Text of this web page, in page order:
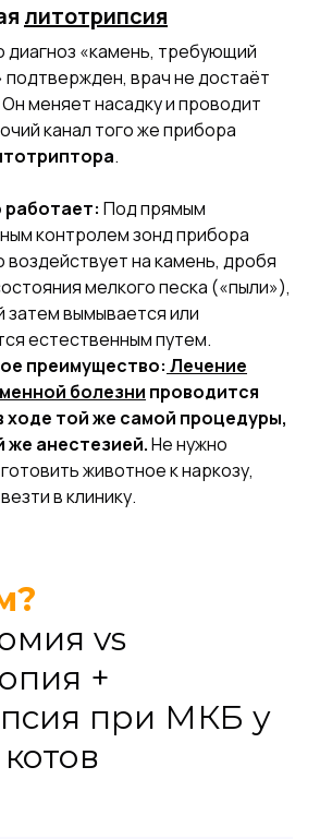
литотрипсия
диагноз «камень, требующий
подтвержден, врач не достаёт
меняет насадку и проводит
канал того же прибора
.
работает: Под прямым
контролем зонд прибора
воздействует на камень, дробя
мелкого песка («пыли»),
затем вымывается или
естественным путем.
преимущество: Лечение
болезни проводится
ходе той же самой процедуры,
же анестезией.Не нужно
животное к наркозу,
в клинику.
vs
+
при МКБ у